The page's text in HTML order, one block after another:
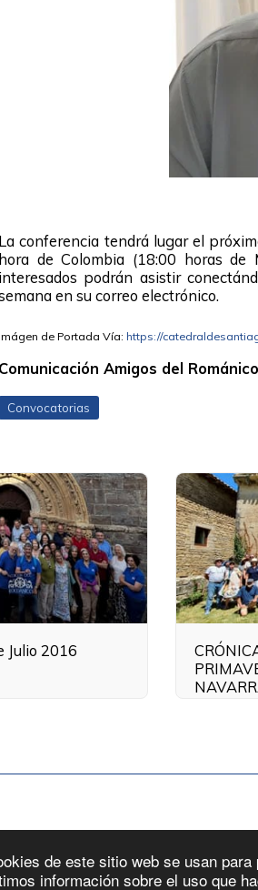
de este sitio web se usan
información sobre el uso que
La conferencia tendrá lugar el
hora de Colombia (18:00 horas
interesados podrán asistir
en su correo electrónico.
de Portada Vía: https://
Comunicación Amigos del Románico
Convocatorias
Julio 2016
Revista Tienda Aviso Legal
Copyright © 2026